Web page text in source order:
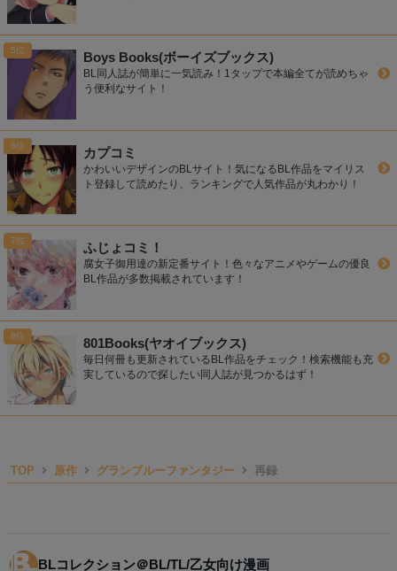
Boys Books(ボーイズブックス)
BL同人誌が簡単に一気読み！1タップで本編全てが読めちゃ
う便利なサイト！
カプコミ
かわいいデザインのBLサイト！気になるBL作品をマイリス
ト登録して読めたり、ランキングで人気作品が丸わかり！
ふじょコミ！
腐女子御用達の新定番サイト！色々なアニメやゲームの優良
BL作品が多数掲載されています！
801Books(ヤオイブックス)
毎日何冊も更新されているBL作品をチェック！検索機能も充
実しているので探したい同人誌が見つかるはず！
TOP 原作 グランブルーファンタジー 再録
BLコレクション＠BL/TL/乙女向け漫画